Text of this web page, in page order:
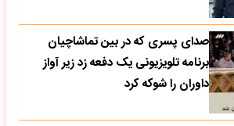
صدای پسری که در بین تماشاچیان
برنامه تلویزیونی یک دفعه زد زیر آواز
داوران را شوکه کرد